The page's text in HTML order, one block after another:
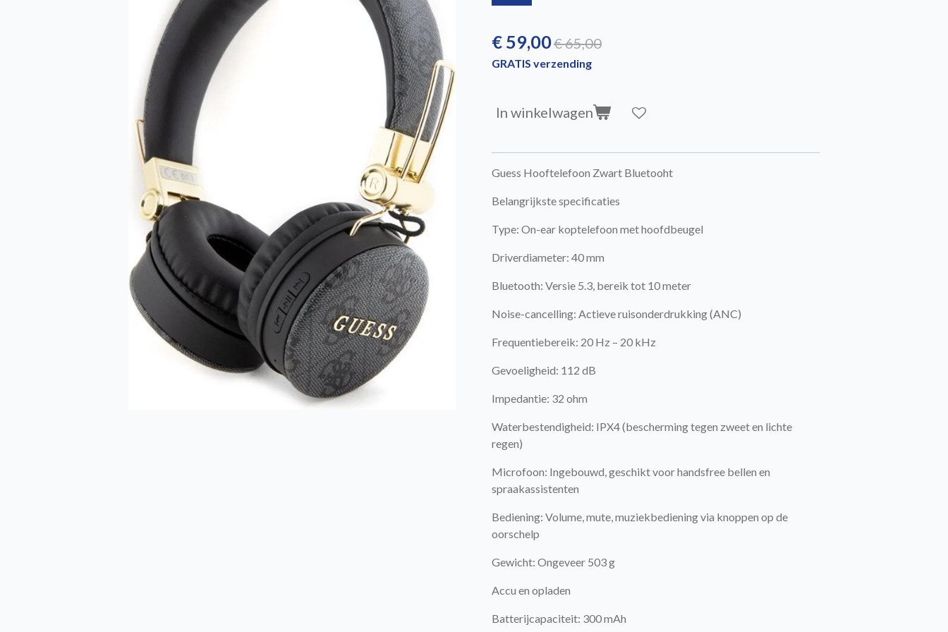
€ 59,00€ 65,00
GRATIS verzending
In winkelwagen
Guess Hooftelefoon Zwart Bluetooht
Belangrijkste specificaties
Type: On-ear koptelefoon met hoofdbeugel
Driverdiameter: 40 mm
Bluetooth: Versie 5.3, bereik tot 10 meter
Noise-cancelling: Actieve ruisonderdrukking (ANC)
Frequentiebereik: 20 Hz – 20 kHz
Gevoeligheid: 112 dB
Impedantie: 32 ohm
Waterbestendigheid: IPX4 (bescherming tegen zweet en lichte
regen)
Microfoon: Ingebouwd, geschikt voor handsfree bellen en
spraakassistenten
Bediening: Volume, mute, muziekbediening via knoppen op de
oorschelp
Gewicht: Ongeveer 503 g
Accu en opladen
Batterijcapaciteit: 300 mAh